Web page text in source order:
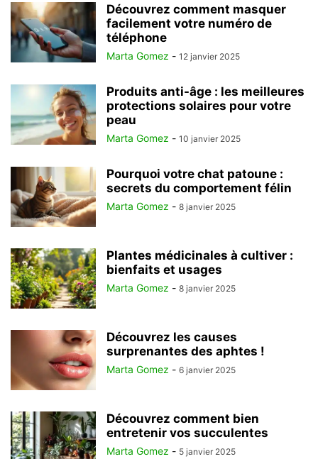
Découvrez comment masquer
facilement votre numéro de
téléphone
Marta Gomez - 12 janvier 2025
Produits anti-âge : les meilleures
protections solaires pour votre
peau
Marta Gomez - 10 janvier 2025
Pourquoi votre chat patoune :
secrets du comportement félin
Marta Gomez - 8 janvier 2025
Plantes médicinales à cultiver :
bienfaits et usages
Marta Gomez - 8 janvier 2025
Découvrez les causes
surprenantes des aphtes !
Marta Gomez - 6 janvier 2025
Découvrez comment bien
entretenir vos succulentes
Marta Gomez - 5 janvier 2025